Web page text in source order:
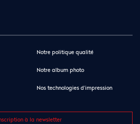
Notre politique qualité
Notre album photo
Nos technologies d’impression
à la newsletter